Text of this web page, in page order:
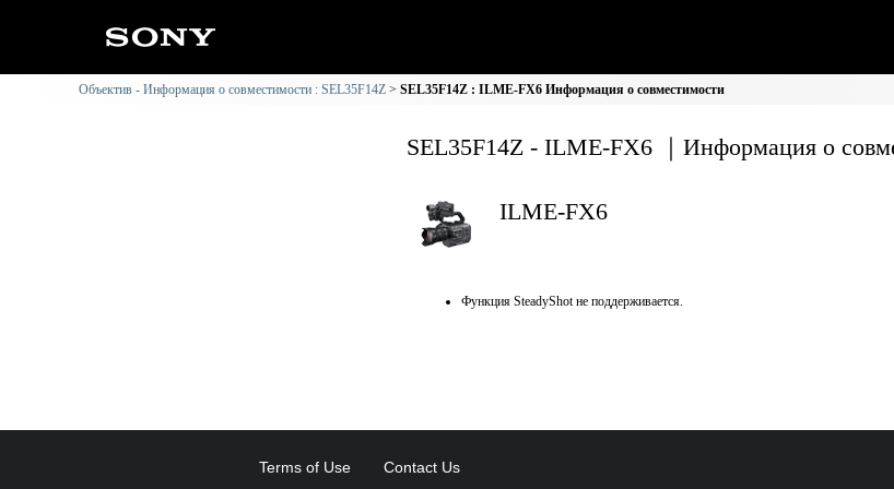
Объектив - Информация о совместимости : SEL35F14Z SEL35F14Z : ILME-FX6 Информация о совместимости
SEL35F14Z - ILME-FX6 ｜Информация о
ILME-FX6
Функция SteadyShot не поддерживается.
Terms of Use Contact Us